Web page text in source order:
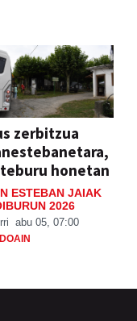
zerbitzua
honetan
ESTEBAN JAIAK
2026
abu 05, 07:00